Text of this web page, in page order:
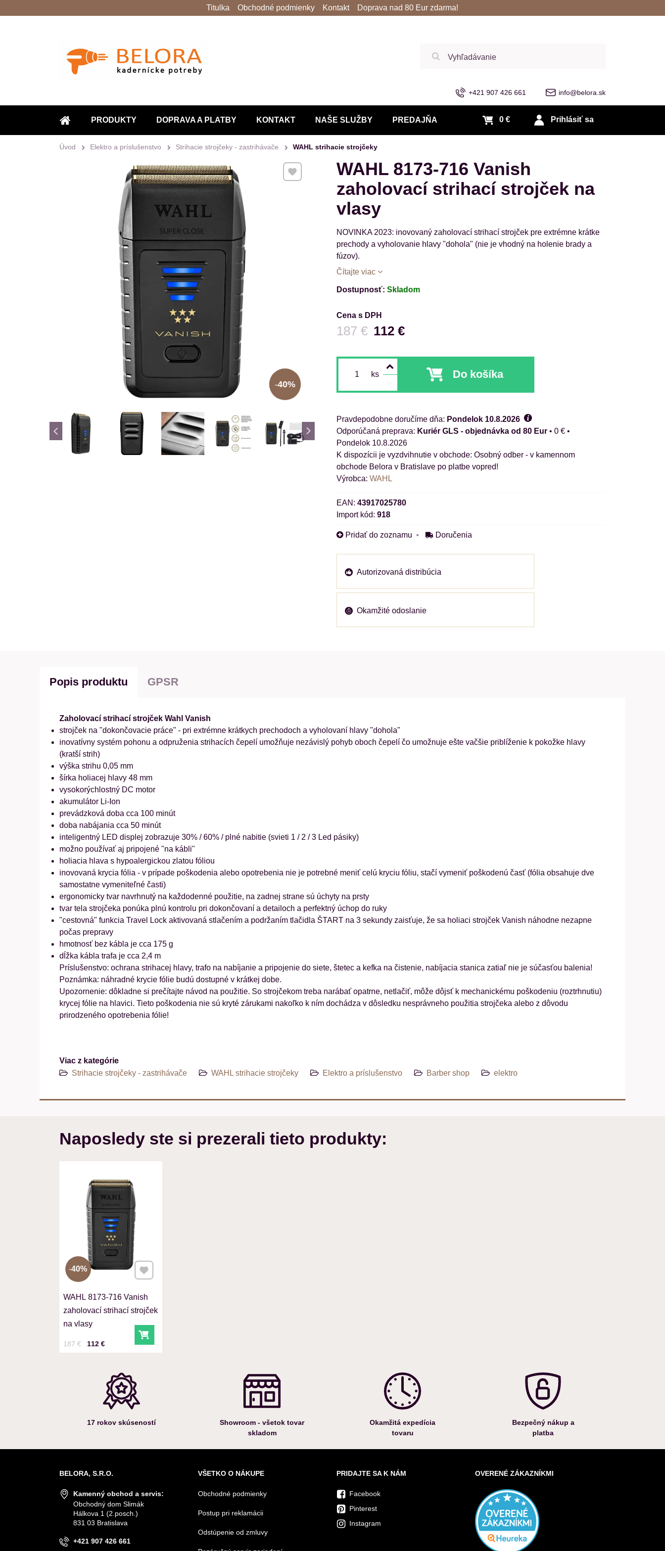
ÚVOD
PRODUKTY DOPRAVA A PLATBY KONTAKT NAŠE SLUŽBY PREDAJŇA
+421 907 426 661 info@belora.sk
Prihlásiť sa
0 €
Titulka Obchodné podmienky Kontakt Doprava nad 80 Eur zdarma!
Úvod Elektro a príslušenstvo Strihacie strojčeky - zastrihávače WAHL strihacie strojčeky
WAHL 8173-716 Vanish
zaholovací strihací strojček na
vlasy
NOVINKA 2023: inovovaný zaholovací strihací strojček pre extrémne krátke
prechody a vyholovanie hlavy "dohola" (nie je vhodný na holenie brady a
fúzov).
Čítajte viac
40%
Pridať k Obľúbeným
Dostupnosť: Skladom
Cena s DPH
112 €
Pred zľavou:
187 €
ks Do košíka
Pravdepodobne doručíme dňa: Pondelok10.8.2026
Kuriér GLS - objednávka od 80 Eur• 0 € •
Pondelok10.8.2026
Osobný odber - v kamennom
obchode Belora v Bratislave po platbe vopred!
Výrobca: WAHL
EAN: 43917025780
Import kód: 918
Pridať do zoznamu Doručenia
Autorizovaná distribúcia
Okamžité odoslanie
Popis produktu GPSR
Zaholovací strihací strojček Wahl Vanish
strojček na "dokončovacie práce" - pri extrémne krátkych prechodoch a vyholovaní hlavy "dohola"
inovatívny systém pohonu a odpruženia strihacích čepelí umožňuje nezávislý pohyb oboch čepelí čo umožnuje ešte vačšie priblíženie k pokožke hlavy
(kratší strih)
výška strihu 0,05 mm
šírka holiacej hlavy 48 mm
vysokorýchlostný DC motor
akumulátor Li-Ion
prevádzková doba cca 100 minút
doba nabájania cca 50 minút
inteligentný LED displej zobrazuje 30% / 60% / plné nabitie (svieti 1 / 2 / 3 Led pásiky)
možno používať aj pripojené "na kábli"
holiacia hlava s hypoalergickou zlatou fóliou
inovovaná krycia fólia - v prípade poškodenia alebo opotrebenia nie je potrebné meniť celú kryciu fóliu, stačí vymeniť poškodenú časť (fólia obsahuje dve
samostatne vymeniteľné časti)
ergonomicky tvar navrhnutý na každodenné použitie, na zadnej strane sú úchyty na prsty
tvar tela strojčeka ponúka plnú kontrolu pri dokončovaní a detailoch a perfektný úchop do ruky
"cestovná" funkcia Travel Lock aktivovaná stlačením a podržaním tlačidla ŠTART na 3 sekundy zaisťuje, že sa holiaci strojček Vanish náhodne nezapne
počas prepravy
hmotnosť bez kábla je cca 175 g
dĺžka kábla trafa je cca 2,4 m
Príslušenstvo: ochrana strihacej hlavy, trafo na nabíjanie a pripojenie do siete, štetec a kefka na čistenie, nabíjacia stanica zatiaľ nie je súčasťou balenia!
Poznámka: náhradné krycie fólie budú dostupné v krátkej dobe.
Upozornenie: dôkladne si prečítajte návod na použitie. So strojčekom treba narábať opatrne, netlačiť, môže dôjsť k mechanickému poškodeniu (roztrhnutiu)
krycej fólie na hlavici. Tieto poškodenia nie sú kryté zárukami nakoľko k ním dochádza v dôsledku nesprávneho použitia strojčeka alebo z dôvodu
prirodzeného opotrebenia fólie!
Viac z kategórie
Strihacie strojčeky - zastrihávače
WAHL strihacie strojčeky Elektro a príslušenstvo Barber shop elektro
Naposledy ste si prezerali tieto produkty:
WAHL 8173-716 Vanish
zaholovací strihací strojček
na vlasy
Cena s DPH
112 €
Pred zľavou:
187 € Do košíka
40% Pridať k Obľúbeným
17 rokov skúseností
Showroom - všetok tovar
skladom
Okamžitá expedícia
tovaru
Bezpečný nákup a
platba
BELORA, S.R.O.
Kamenný obchod a servis:
Obchodný dom Slimák
Hálkova 1 (2.posch.)
831 03 Bratislava
+421 907 426 661
VŠETKO O NÁKUPE
Obchodné podmienky
Postup pri reklamácii
Odstúpenie od zmluvy
PRIDAJTE SA K NÁM
Facebook
Pinterest
Instagram
OVERENÉ ZÁKAZNÍKMI